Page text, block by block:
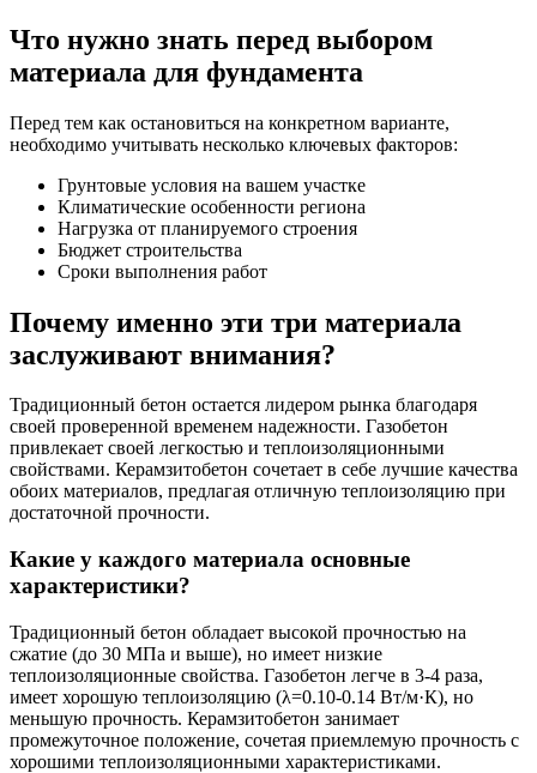
Что нужно знать перед выбором
материала для фундамента
Перед тем как остановиться на конкретном варианте,
необходимо учитывать несколько ключевых факторов:
Грунтовые условия на вашем участке
Климатические особенности региона
Нагрузка от планируемого строения
Бюджет строительства
Сроки выполнения работ
Почему именно эти три материала
заслуживают внимания?
Традиционный бетон остается лидером рынка благодаря
своей проверенной временем надежности. Газобетон
привлекает своей легкостью и теплоизоляционными
свойствами. Керамзитобетон сочетает в себе лучшие качества
обоих материалов, предлагая отличную теплоизоляцию при
достаточной прочности.
Какие у каждого материала основные
характеристики?
Традиционный бетон обладает высокой прочностью на
сжатие (до 30 МПа и выше), но имеет низкие
теплоизоляционные свойства. Газобетон легче в 3-4 раза,
имеет хорошую теплоизоляцию (λ=0.10-0.14 Вт/м·К), но
меньшую прочность. Керамзитобетон занимает
промежуточное положение, сочетая приемлемую прочность с
хорошими теплоизоляционными характеристиками.